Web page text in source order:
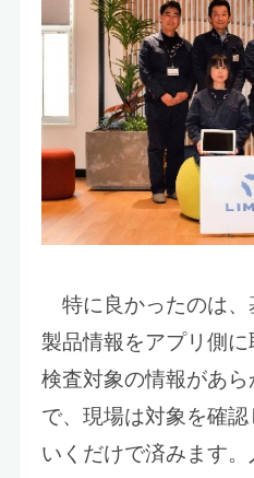
特に良かったのは
製品情報をアプリ側に
検査対象の情報があ
で、現場は対象を確
いくだけで済みます